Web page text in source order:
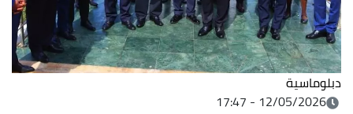
دبلوماسية
12/05/2026 - 17:47